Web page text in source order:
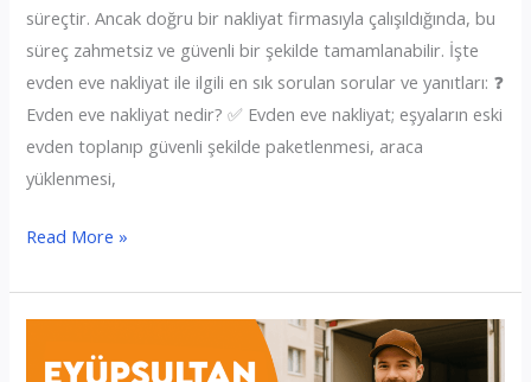
süreçtir. Ancak doğru bir nakliyat firmasıyla çalışıldığında, bu
süreç zahmetsiz ve güvenli bir şekilde tamamlanabilir. İşte
evden eve nakliyat ile ilgili en sık sorulan sorular ve yanıtları: ❓
Evden eve nakliyat nedir? ✅ Evden eve nakliyat; eşyaların eski
evden toplanıp güvenli şekilde paketlenmesi, araca
yüklenmesi,
Evden
Nakliyat
Read More »